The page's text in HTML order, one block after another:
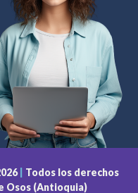
Todos los derechos
Osos (Antioquia)